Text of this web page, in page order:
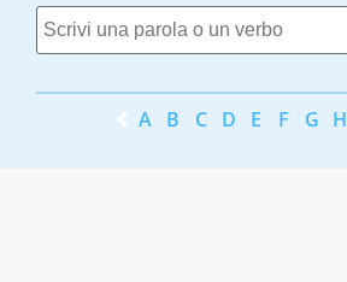
A B C D E F G H